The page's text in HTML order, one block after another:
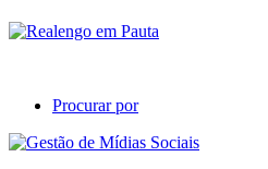
Procurar por